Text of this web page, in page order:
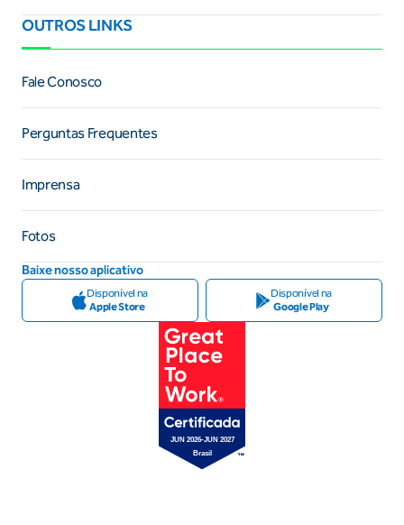
OUTROS LINKS
Fale Conosco
Perguntas Frequentes
Imprensa
Fotos
Baixe nosso aplicativo
Disponível na
Apple Store
Disponível na
Google Play